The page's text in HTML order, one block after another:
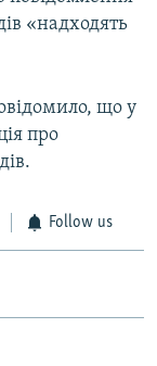
«надходять
що у
про
Follow us